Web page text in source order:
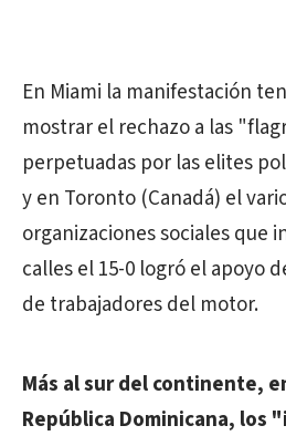
En Miami la manifestación
mostrar el rechazo a las
perpetuadas por las elites
y en Toronto (Canadá) el
organizaciones sociales que
calles el 15-0 logró el apoyo
de trabajadores del motor.
Más al sur del continente,
República Dominicana, los